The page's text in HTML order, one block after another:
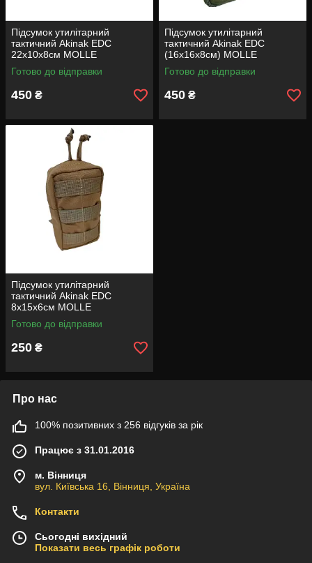
Підсумок утилітарний
тактичний Akinak EDC
22х10х8см MOLLE
Готово до відправки
450 ₴
Підсумок утилітарний
тактичний Akinak EDC
(16х16х8см) MOLLE
Готово до відправки
450 ₴
Підсумок утилітарний
тактичний Akinak EDC
8х15х6см MOLLE
Готово до відправки
250 ₴
Про нас
100% позитивних з 256 відгуків за рік
Працює з 31.01.2016
м. Вінниця
вул. Київська 16, Вінниця, Україна
Контакти
Сьогодні вихідний
Показати весь графік роботи